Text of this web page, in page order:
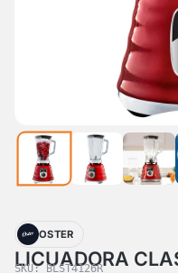
OSTER
LICUADORA
SKU: BLST4126R